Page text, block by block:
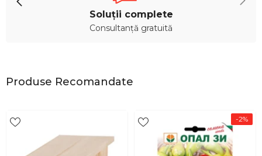
Soluții complete
Consultanță gratuită
Produse Recomandate
-2%